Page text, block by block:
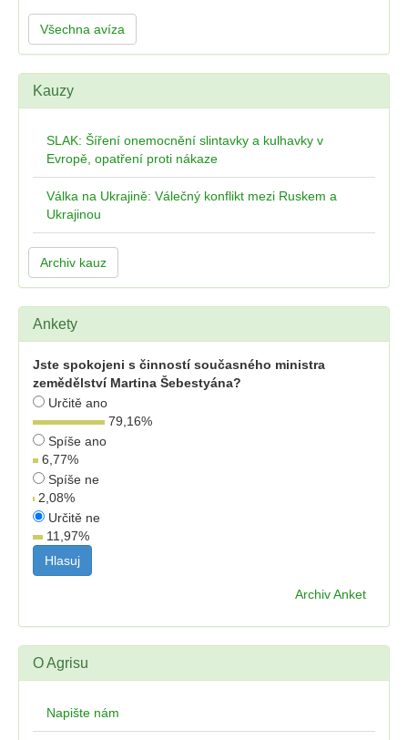
Všechna avíza
Kauzy
SLAK: Šíření onemocnění slintavky a kulhavky v
Evropě, opatření proti nákaze
Válka na Ukrajině: Válečný konflikt mezi Ruskem a
Ukrajinou
Archiv kauz
Ankety
Jste spokojeni s činností současného ministra
zemědělství Martina Šebestyána?
Určitě ano
79,16%
Spíše ano
6,77%
Spíše ne
2,08%
Určitě ne
11,97%
Archiv Anket
O Agrisu
Napište nám